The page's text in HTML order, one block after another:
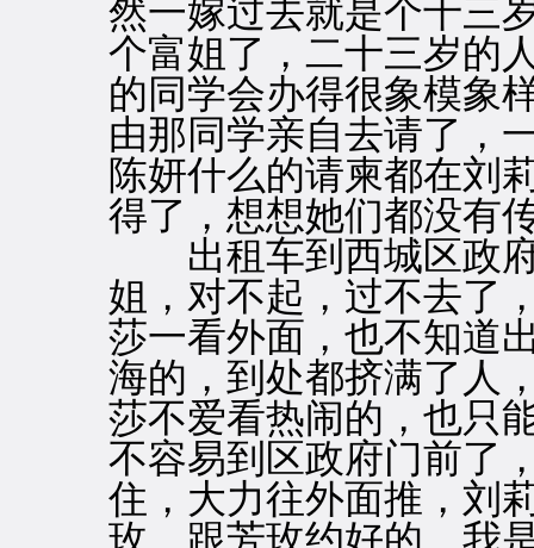
然一嫁过去就是个十三
个富姐了，二十三岁的
的同学会办得很象模象
由那同学亲自去请了，
陈妍什么的请柬都在刘
得了，想想她们都没有
出租车到西城区政府
姐，对不起，过不去了
莎一看外面，也不知道
海的，到处都挤满了人
莎不爱看热闹的，也只
不容易到区政府门前了
住，大力往外面推，刘